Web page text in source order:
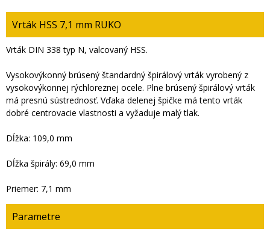
Vrták HSS 7,1 mm RUKO
Vrták DIN 338 typ N, valcovaný HSS.
Vysokovýkonný brúsený štandardný špirálový vrták vyrobený z
vysokovýkonnej rýchloreznej ocele. Plne brúsený špirálový vrták
má presnú sústrednosť. Vďaka delenej špičke má tento vrták
dobré centrovacie vlastnosti a vyžaduje malý tlak.
Dĺžka: 109,0 mm
Dĺžka špirály: 69,0 mm
Priemer: 7,1 mm
Parametre